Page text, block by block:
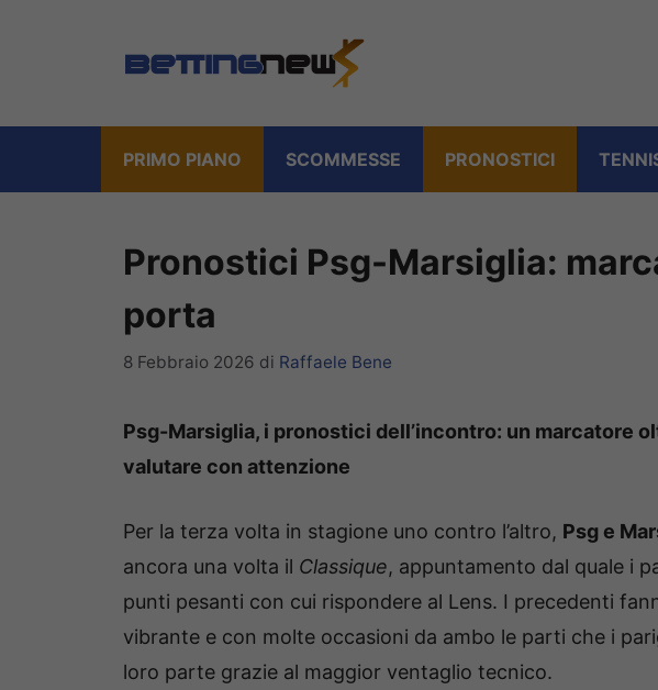
PRIMO PIANO SCOMMESSE PRONOSTICI
Pronostici Psg-Marsiglia:
porta
8 Febbraio 2026 di Raffaele Bene
Psg-Marsiglia, i pronostici dell’incontro: un marcatore
valutare con attenzione
Per la terza volta in stagione uno contro l’altro, Psg e
ancora una volta il Classique, appuntamento dal quale i
punti pesanti con cui rispondere al Lens. I precedenti
vibrante e con molte occasioni da ambo le parti che i
loro parte grazie al maggior ventaglio tecnico.